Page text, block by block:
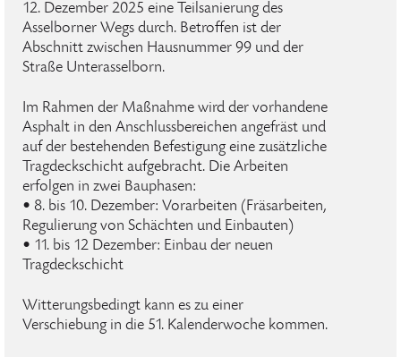
12. Dezember 2025 eine Teilsanierung des
Asselborner Wegs durch. Betroffen ist der
Abschnitt zwischen Hausnummer 99 und der
Straße Unterasselborn.
Im Rahmen der Maßnahme wird der vorhandene
Asphalt in den Anschlussbereichen angefräst und
auf der bestehenden Befestigung eine zusätzliche
Tragdeckschicht aufgebracht. Die Arbeiten
erfolgen in zwei Bauphasen:
• 8. bis 10. Dezember: Vorarbeiten (Fräsarbeiten,
Regulierung von Schächten und Einbauten)
• 11. bis 12 Dezember: Einbau der neuen
Tragdeckschicht
Witterungsbedingt kann es zu einer
Verschiebung in die 51. Kalenderwoche kommen.